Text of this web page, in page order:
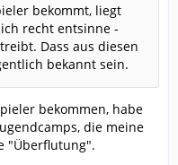
bekommt, liegt
recht entsinne -
Dass aus diesen
bekannt sein.
bekommen, habe
die meine
"Überflutung".